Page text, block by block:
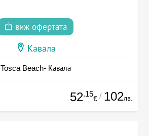
виж офертата
Кавала
Tosca Beach- Кавала
52.15
€ / 102лв.